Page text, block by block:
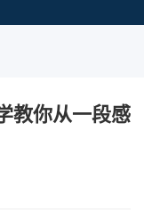
教你从一段感